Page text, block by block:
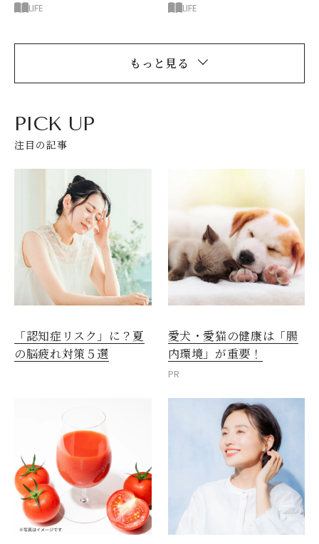
LIFE LIFE
もっと見る
PICK UP
注目の記事
「認知症リスク」に？夏
の脳疲れ対策５選
愛犬・愛猫の健康は「腸
内環境」が重要！
PR